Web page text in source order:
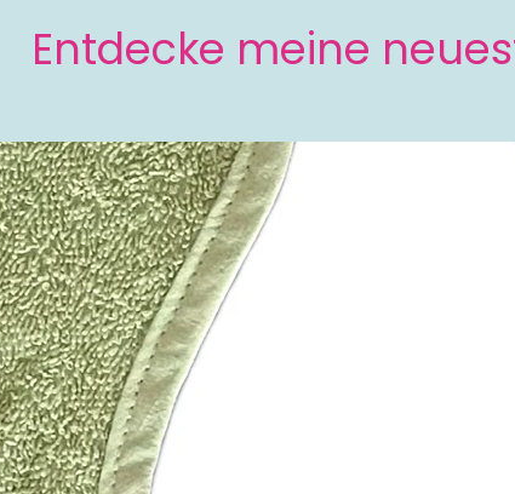
Entdecke meine